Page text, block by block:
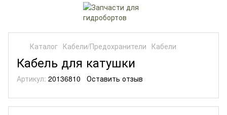
Каталог Кабели/Предохранители Кабели
Кабель для катушки
Артикул: 20136810 Оставить отзыв